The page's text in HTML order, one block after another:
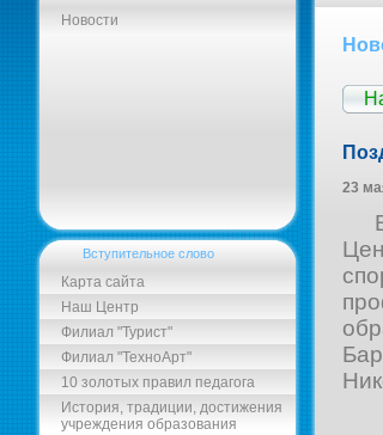
Новости
Вступительное слово
Карта сайта
Наш Центр
Филиал "Турист"
Филиал "ТехноАрт"
10 золотых правил педагога
История, традиции, достижения
учреждения образования
23
В